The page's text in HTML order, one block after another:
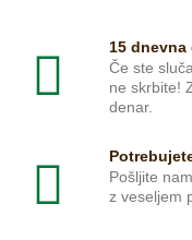
15 dnevna
Če ste
ne skrbite!
denar.
Pošljite
z veseljem